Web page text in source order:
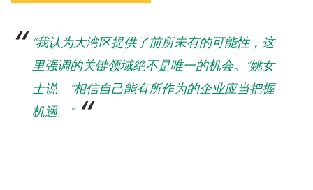
“我认为大湾区提供了前所未有的可能性，这
里强调的关键领域绝不是唯一的机会。”姚女
士说。”相信自己能有所作为的企业应当把握
机遇。”